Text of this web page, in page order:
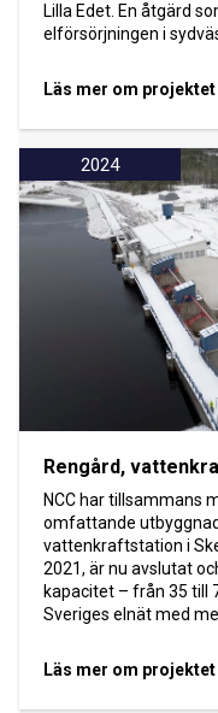
Lilla Edet. En åtgärd
elförsörjningen i
Läs mer om projektet
2024
Rengård,
NCC har tillsammans
omfattande
vattenkraftstation i
2021, är nu avslutat
kapacitet – från 35 till
Sveriges elnät med
Läs mer om projektet